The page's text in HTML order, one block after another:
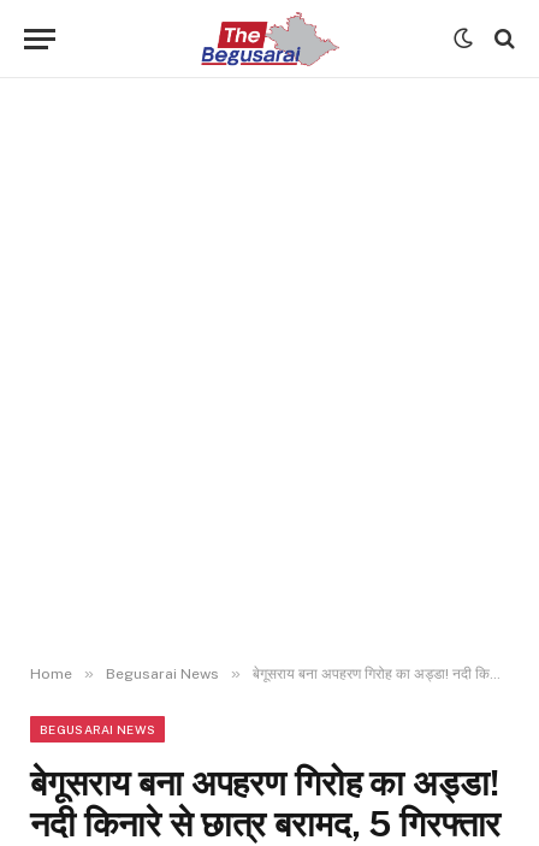
Home » Begusarai News » बेगूसराय बना अपहरण गिरोह का अड्डा! नदी किनारे से छात्र बरामद, 5 गिरफ्तार
BEGUSARAI NEWS
बेगूसराय बना अपहरण गिरोह का अड्डा!
नदी किनारे से छात्र बरामद, 5 गिरफ्तार